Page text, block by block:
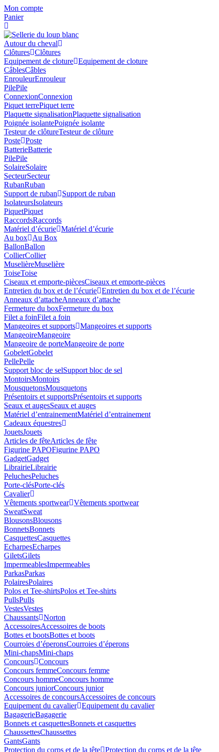
Skip
to
content
Mon compte
Panier
Autour du cheval
Clôtures Clôtures
Equipement de cloture Equipement de cloture
CâblesCâbles
EnrouleurEnrouleur
PilePile
ConnexionConnexion
Piquet terrePiquet terre
Plaquette signalisationPlaquette signalisation
Poignée isolantePoignée isolante
Testeur de clôtureTesteur de clôture
Poste Poste
BatterieBatterie
PilePile
SolaireSolaire
SecteurSecteur
RubanRuban
Support de ruban
Support de ruban
IsolateursIsolateurs
PiquetPiquet
RaccordsRaccords
Matériel d’écurie Matériel d’écurie
Au box
Au Box
BallonBallon
CollierCollier
MuselièreMuselière
ToiseToise
Ciseaux et emporte-piècesCiseaux et emporte-pièces
Entretien du box et de l’écurie Entretien du box et de l’écurie
Anneaux d’attacheAnneaux d’attache
Fermeture du boxFermeture du box
Filet a foinFilet a foin
Mangeoires et supports Mangeoires et supports
MangeoireMangeoire
Mangeoire de porteMangeoire de porte
GobeletGobelet
PellePelle
Support bloc de selSupport bloc de sel
MontoirsMontoirs
MousquetonsMousquetons
Présentoirs et supportsPrésentoirs et supports
Seaux et augesSeaux et auges
Matériel d’entrainementMatériel d’entrainement
Cadeaux équestres
JouetsJouets
Articles de fêteArticles de fête
Figurine PAPOFigurine PAPO
GadgetGadget
LibrairieLibrairie
PeluchesPeluches
Porte-clésPorte-clés
Cavalier
Vêtements sportwear Vêtements sportwear
SweatSweat
BlousonsBlousons
BonnetsBonnets
CasquettesCasquettes
EcharpesEcharpes
GiletsGilets
ImpermeablesImpermeables
ParkasParkas
PolairesPolaires
Polos et Tee-shirtsPolos et Tee-shirts
PullsPulls
VestesVestes
Chaussants Norton
AccessoiresAccessoires de boots
Bottes et bootsBottes et boots
Courroies d’éperonsCourroies d’éperons
Mini-chapsMini-chaps
Concours Concours
Concours femmeConcours femme
Concours hommeConcours homme
Concours juniorConcours junior
Accessoires de concoursAccessoires de concours
Equipement du cavalier Equipement du cavalier
BagagerieBagagerie
Bonnets et casquettesBonnets et casquettes
ChaussettesChaussettes
GantsGants
Protection du corps et de la tête Protection du corps et de la tête